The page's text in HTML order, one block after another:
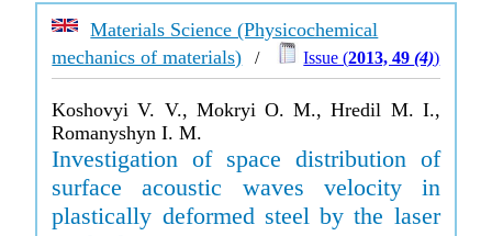
Materials Science (Physicochemical
mechanics of materials) / Issue (2013, 49(4))
Koshovyi V. V., Mokryi O. M., Hredil M. I.,
Romanyshyn I. M.
Investigation of space distribution of
surface acoustic waves velocity in
plastically deformed steel by the laser